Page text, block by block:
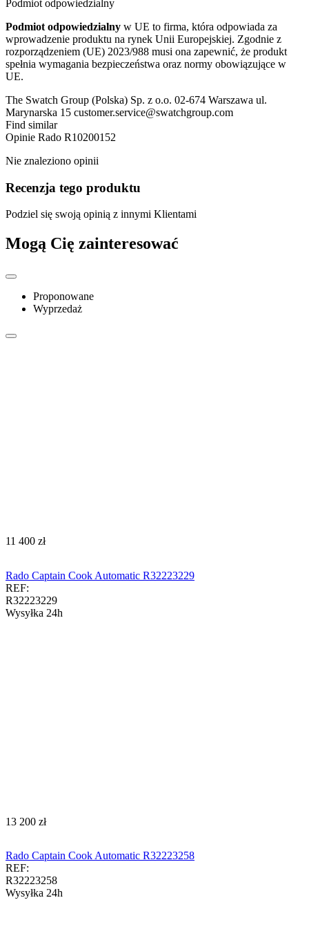
Podmiot odpowiedzialny
Podmiot odpowiedzialny w UE to firma, która odpowiada za
wprowadzenie produktu na rynek Unii Europejskiej. Zgodnie z
rozporządzeniem (UE) 2023/988 musi ona zapewnić, że produkt
spełnia wymagania bezpieczeństwa oraz normy obowiązujące w
UE.
The Swatch Group (Polska) Sp. z o.o. 02-674 Warszawa ul.
Marynarska 15 customer.service@swatchgroup.com
Find similar
Opinie Rado R10200152
Nie znaleziono opinii
Recenzja tego produktu
Podziel się swoją opinią z innymi Klientami
Mogą Cię zainteresować
Proponowane
Wyprzedaż
‍11 400‍ zł
Rado Captain Cook Automatic R32223229
REF:
R32223229
Wysyłka 24h
‍13 200‍ zł
Rado Captain Cook Automatic R32223258
REF:
R32223258
Wysyłka 24h